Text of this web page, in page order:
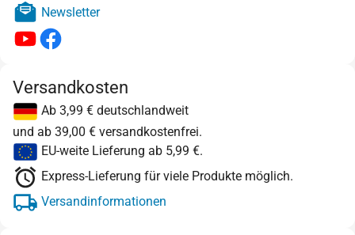
Newsletter
Versandkosten
Ab 3,99 € deutschlandweit
und ab 39,00 € versandkostenfrei.
EU-weite Lieferung ab 5,99 €.
Express-Lieferung für viele Produkte möglich.
Versandinformationen